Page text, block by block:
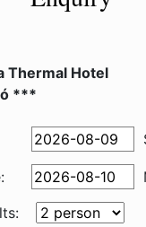
Thermal Hotel
***